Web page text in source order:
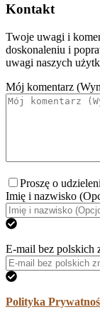
Kontakt
Twoje uwagi i
doskonaleniu i
uwagi naszych
Mój komentarz
Proszę o
Imię i nazwisko
E-mail bez polskich
Polityka